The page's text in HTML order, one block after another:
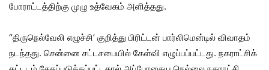
போராட்டத்திற்கு முழு உத்வேகம் அளித்தது.
“திருநெல்வேலி எழுச்சி’ குறித்து பிரிட்டன் பார்லிமென்டில் விவாதம்
நடந்தது. சென்னை சட்டசபையில் கேள்வி எழுப்பப்பட்டது. நகராட்சிக்